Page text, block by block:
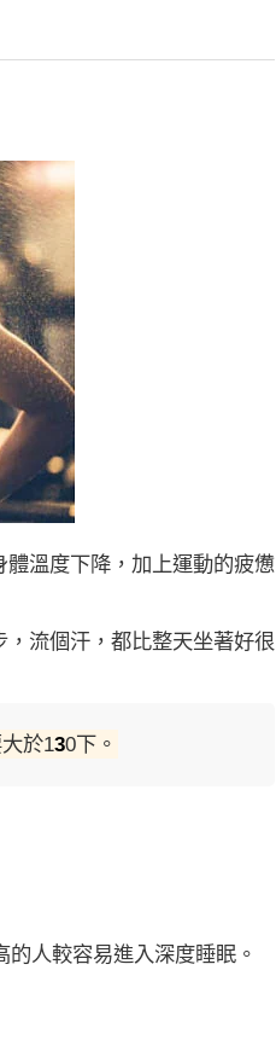
溫度下降，加上運動的疲憊
流個汗，都比整天坐著好很
於130下。
人較容易進入深度睡眠。